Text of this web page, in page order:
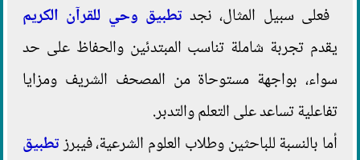
فعلى سبيل المثال، نجدتطبيق وحي للقرآن الكريم
يقدم تجربة شاملة تناسب المبتدئين والحفاظ على حد
سواء، بواجهة مستوحاة من المصحف الشريف ومزايا
تفاعلية تساعد على التعلم والتدبر.
أما بالنسبة للباحثين وطلاب العلوم الشرعية، فيبرزتطبيق